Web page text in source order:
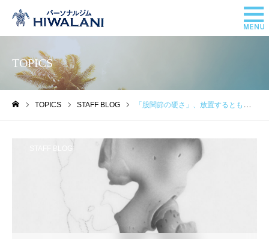
TOPICS
TOPICS STAFF BLOG 「股関節の硬さ」、放置するともったいない！
STAFF BLOG